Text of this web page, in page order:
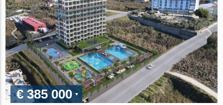
€ 385 000